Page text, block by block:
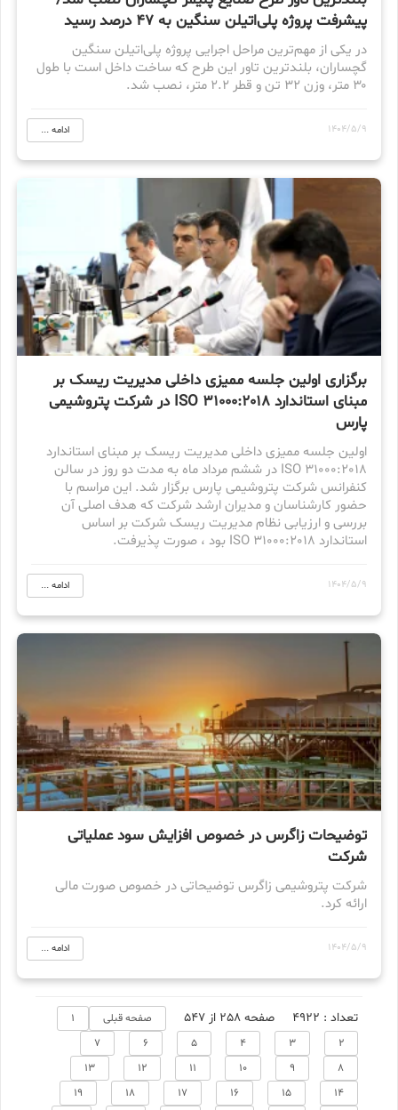
پیشرفت پروژه پلی‌اتیلن سنگین به ۴۷ درصد رسید
در یکی از مهم‌ترین مراحل اجرایی پروژه پلی‌اتیلن سنگین
گچساران، بلندترین تاور این طرح که ساخت داخل است با طول
۳۰ متر، وزن ۳۲ تن و قطر ۲.۲ متر، نصب شد.
1404/5/9 ادامه ...
برگزاری اولین جلسه ممیزی داخلی مدیریت ریسک بر
مبنای استاندارد ISO 31000:2018 در شرکت پتروشیمی
پارس
اولین جلسه ممیزی داخلی مدیریت ریسک بر مبنای استاندارد
ISO 31000:2018 در ششم مرداد ماه به مدت دو روز در سالن
کنفرانس شرکت پتروشیمی پارس برگزار شد. این مراسم با
حضور کارشناسان و مدیران ارشد شرکت که هدف اصلی آن
بررسی و ارزیابی نظام مدیریت ریسک شرکت بر اساس
استاندارد ISO 31000:2018 بود ، صورت پذیرفت.
1404/5/9 ادامه ...
توضیحات زاگرس در خصوص افزایش سود عملیاتی
شرکت
شرکت پتروشیمی زاگرس توضیحاتی در خصوص صورت مالی
ارائه کرد.
1404/5/9 ادامه ...
تعداد : 4922 صفحه 258 از 547 صفحه قبلی
1
2
3
4
5
6
7
8
9
10
11
12
13
14
15
16
17
18
19